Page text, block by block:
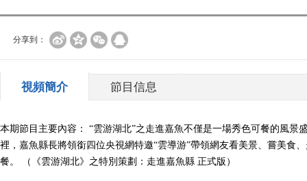
分享到：
視頻簡介 節目信息
本期節目主要內容： “雲游湖北”之走進嘉魚不僅是一場秀色可餐的風
裡，嘉魚縣長將領銜四位央視網特邀“雲導游”帶領網友看美景、嘗美食
餐。 （《雲游湖北》之特別策劃：走進嘉魚縣 正式版）